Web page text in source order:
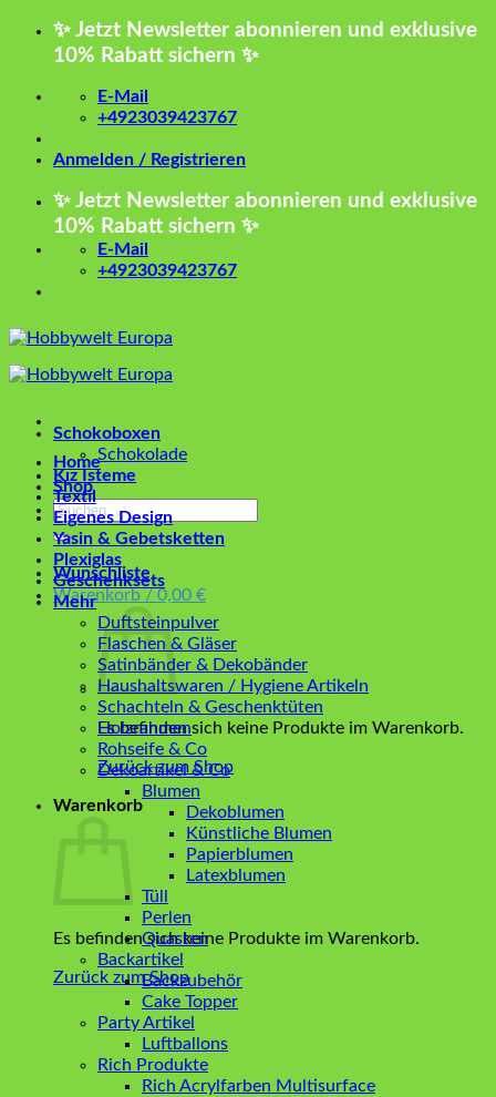
Zum
✨ Jetzt Newsletter abonnieren und exklusive
10% Rabatt sichern ✨
E-Mail
+4923039423767
Anmelden / Registrieren
✨ Jetzt Newsletter abonnieren und exklusive
10% Rabatt sichern ✨
E-Mail
+4923039423767
Home
Shop
Suchen
nach:
Wunschliste
Warenkorb / 0,00 €
Es befinden sich keine Produkte im Warenkorb.
Zurück zum Shop
Warenkorb
Es befinden sich keine Produkte im Warenkorb.
Zurück zum Shop
Schokoboxen
Schokolade
Kız İsteme
Textil
Eigenes Design
Yasin & Gebetsketten
Plexiglas
Geschenksets
Mehr
Duftsteinpulver
Flaschen & Gläser
Satinbänder & Dekobänder
Haushaltswaren / Hygiene Artikeln
Schachteln & Geschenktüten
Holzrahmen
Rohseife & Co
Dekoartikel & Co
Blumen
Dekoblumen
Künstliche Blumen
Papierblumen
Latexblumen
Tüll
Perlen
Quasten
Backartikel
Backzubehör
Cake Topper
Party Artikel
Luftballons
Rich Produkte
Rich Acrylfarben Multisurface